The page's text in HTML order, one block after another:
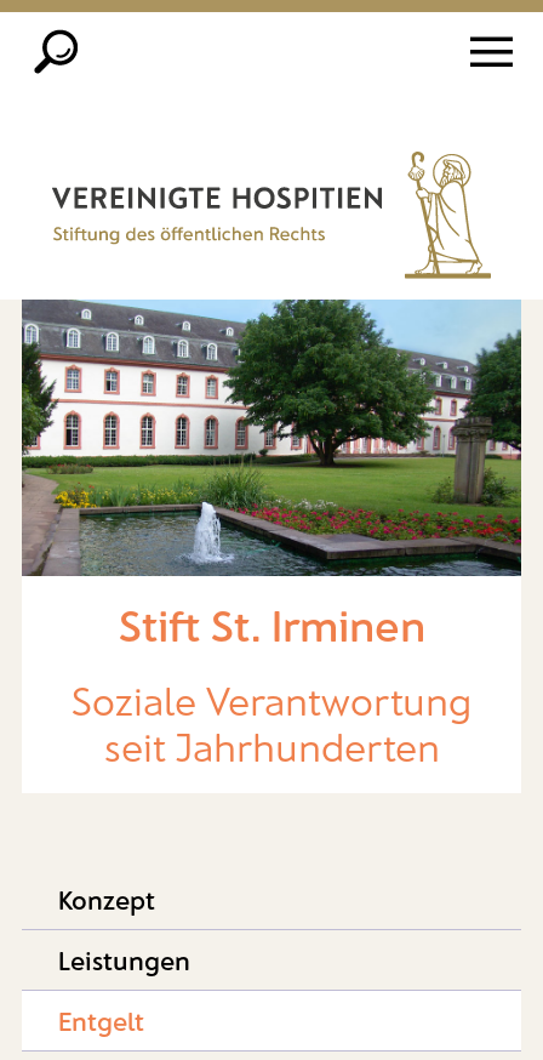
Stift St. Irminen
Soziale Verantwortung
seit Jahrhunderten
Konzept
Leistungen
Entgelt